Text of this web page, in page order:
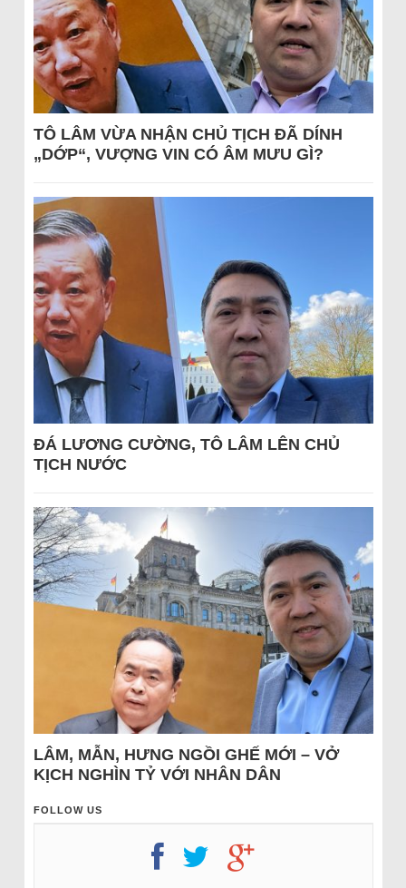
TÔ LÂM VỪA NHẬN CHỦ TỊCH ĐÃ DÍNH
„DỚP“, VƯỢNG VIN CÓ ÂM MƯU GÌ?
ĐÁ LƯƠNG CƯỜNG, TÔ LÂM LÊN CHỦ
TỊCH NƯỚC
LÂM, MẪN, HƯNG NGỒI GHẾ MỚI – VỞ
KỊCH NGHÌN TỶ VỚI NHÂN DÂN
FOLLOW US